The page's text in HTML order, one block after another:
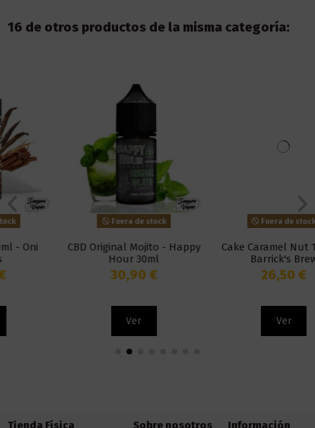
16 de otros productos de la misma categoría:
Fuera de stock
CBD Original Mojito - Happy
Fuera de stock
Cake Caramel Nut 100ml -
Barrick's Brew